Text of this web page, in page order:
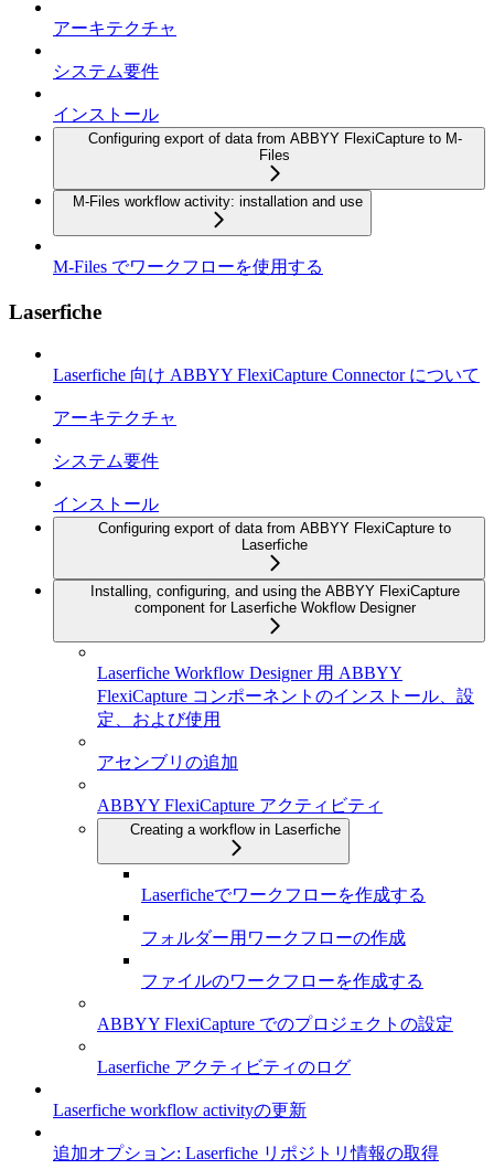
アーキテクチャ
システム要件
インストール
Configuring export of data from ABBYY FlexiCapture to M-
Files
M-Files workflow activity: installation and use
M-Files でワークフローを使用する
Laserfiche
Laserfiche 向け ABBYY FlexiCapture Connector について
アーキテクチャ
システム要件
インストール
Configuring export of data from ABBYY FlexiCapture to
Laserfiche
Installing, configuring, and using the ABBYY FlexiCapture
component for Laserfiche Wokflow Designer
Laserfiche Workflow Designer 用 ABBYY
FlexiCapture コンポーネントのインストール、設
定、および使用
アセンブリの追加
ABBYY FlexiCapture アクティビティ
Creating a workflow in Laserfiche
Laserficheでワークフローを作成する
フォルダー用ワークフローの作成
ファイルのワークフローを作成する
ABBYY FlexiCapture でのプロジェクトの設定
Laserfiche アクティビティのログ
Laserfiche workflow activityの更新
追加オプション: Laserfiche リポジトリ情報の取得